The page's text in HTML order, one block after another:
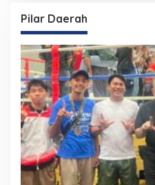
Pilar Daerah